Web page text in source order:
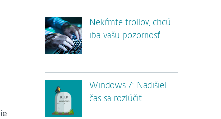
Nekŕmte trollov, chcú
iba vašu pozornosť
Windows 7: Nadišiel
čas sa rozlúčiť